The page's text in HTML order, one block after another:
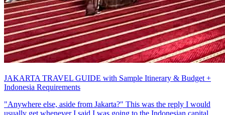
JAKARTA TRAVEL GUIDE with Sample Itinerary & Budget +
Indonesia Requirements
"Anywhere else, aside from Jakarta?" This was the reply I would